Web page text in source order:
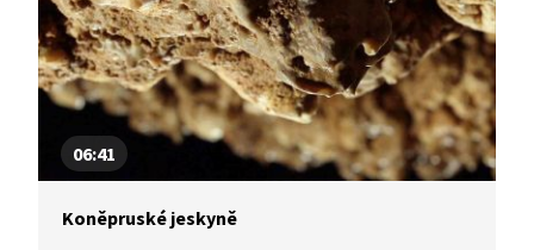
06:41
Koněpruské jeskyně